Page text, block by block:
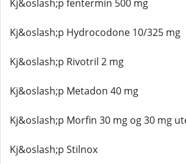
Kj&oslash;p fentermin 500 mg
Kj&oslash;p Hydrocodone 10/325 mg
Kj&oslash;p Rivotril 2 mg
Kj&oslash;p Metadon 40 mg
Kj&oslash;p Morfin 30 mg og 30 mg
Kj&oslash;p Stilnox